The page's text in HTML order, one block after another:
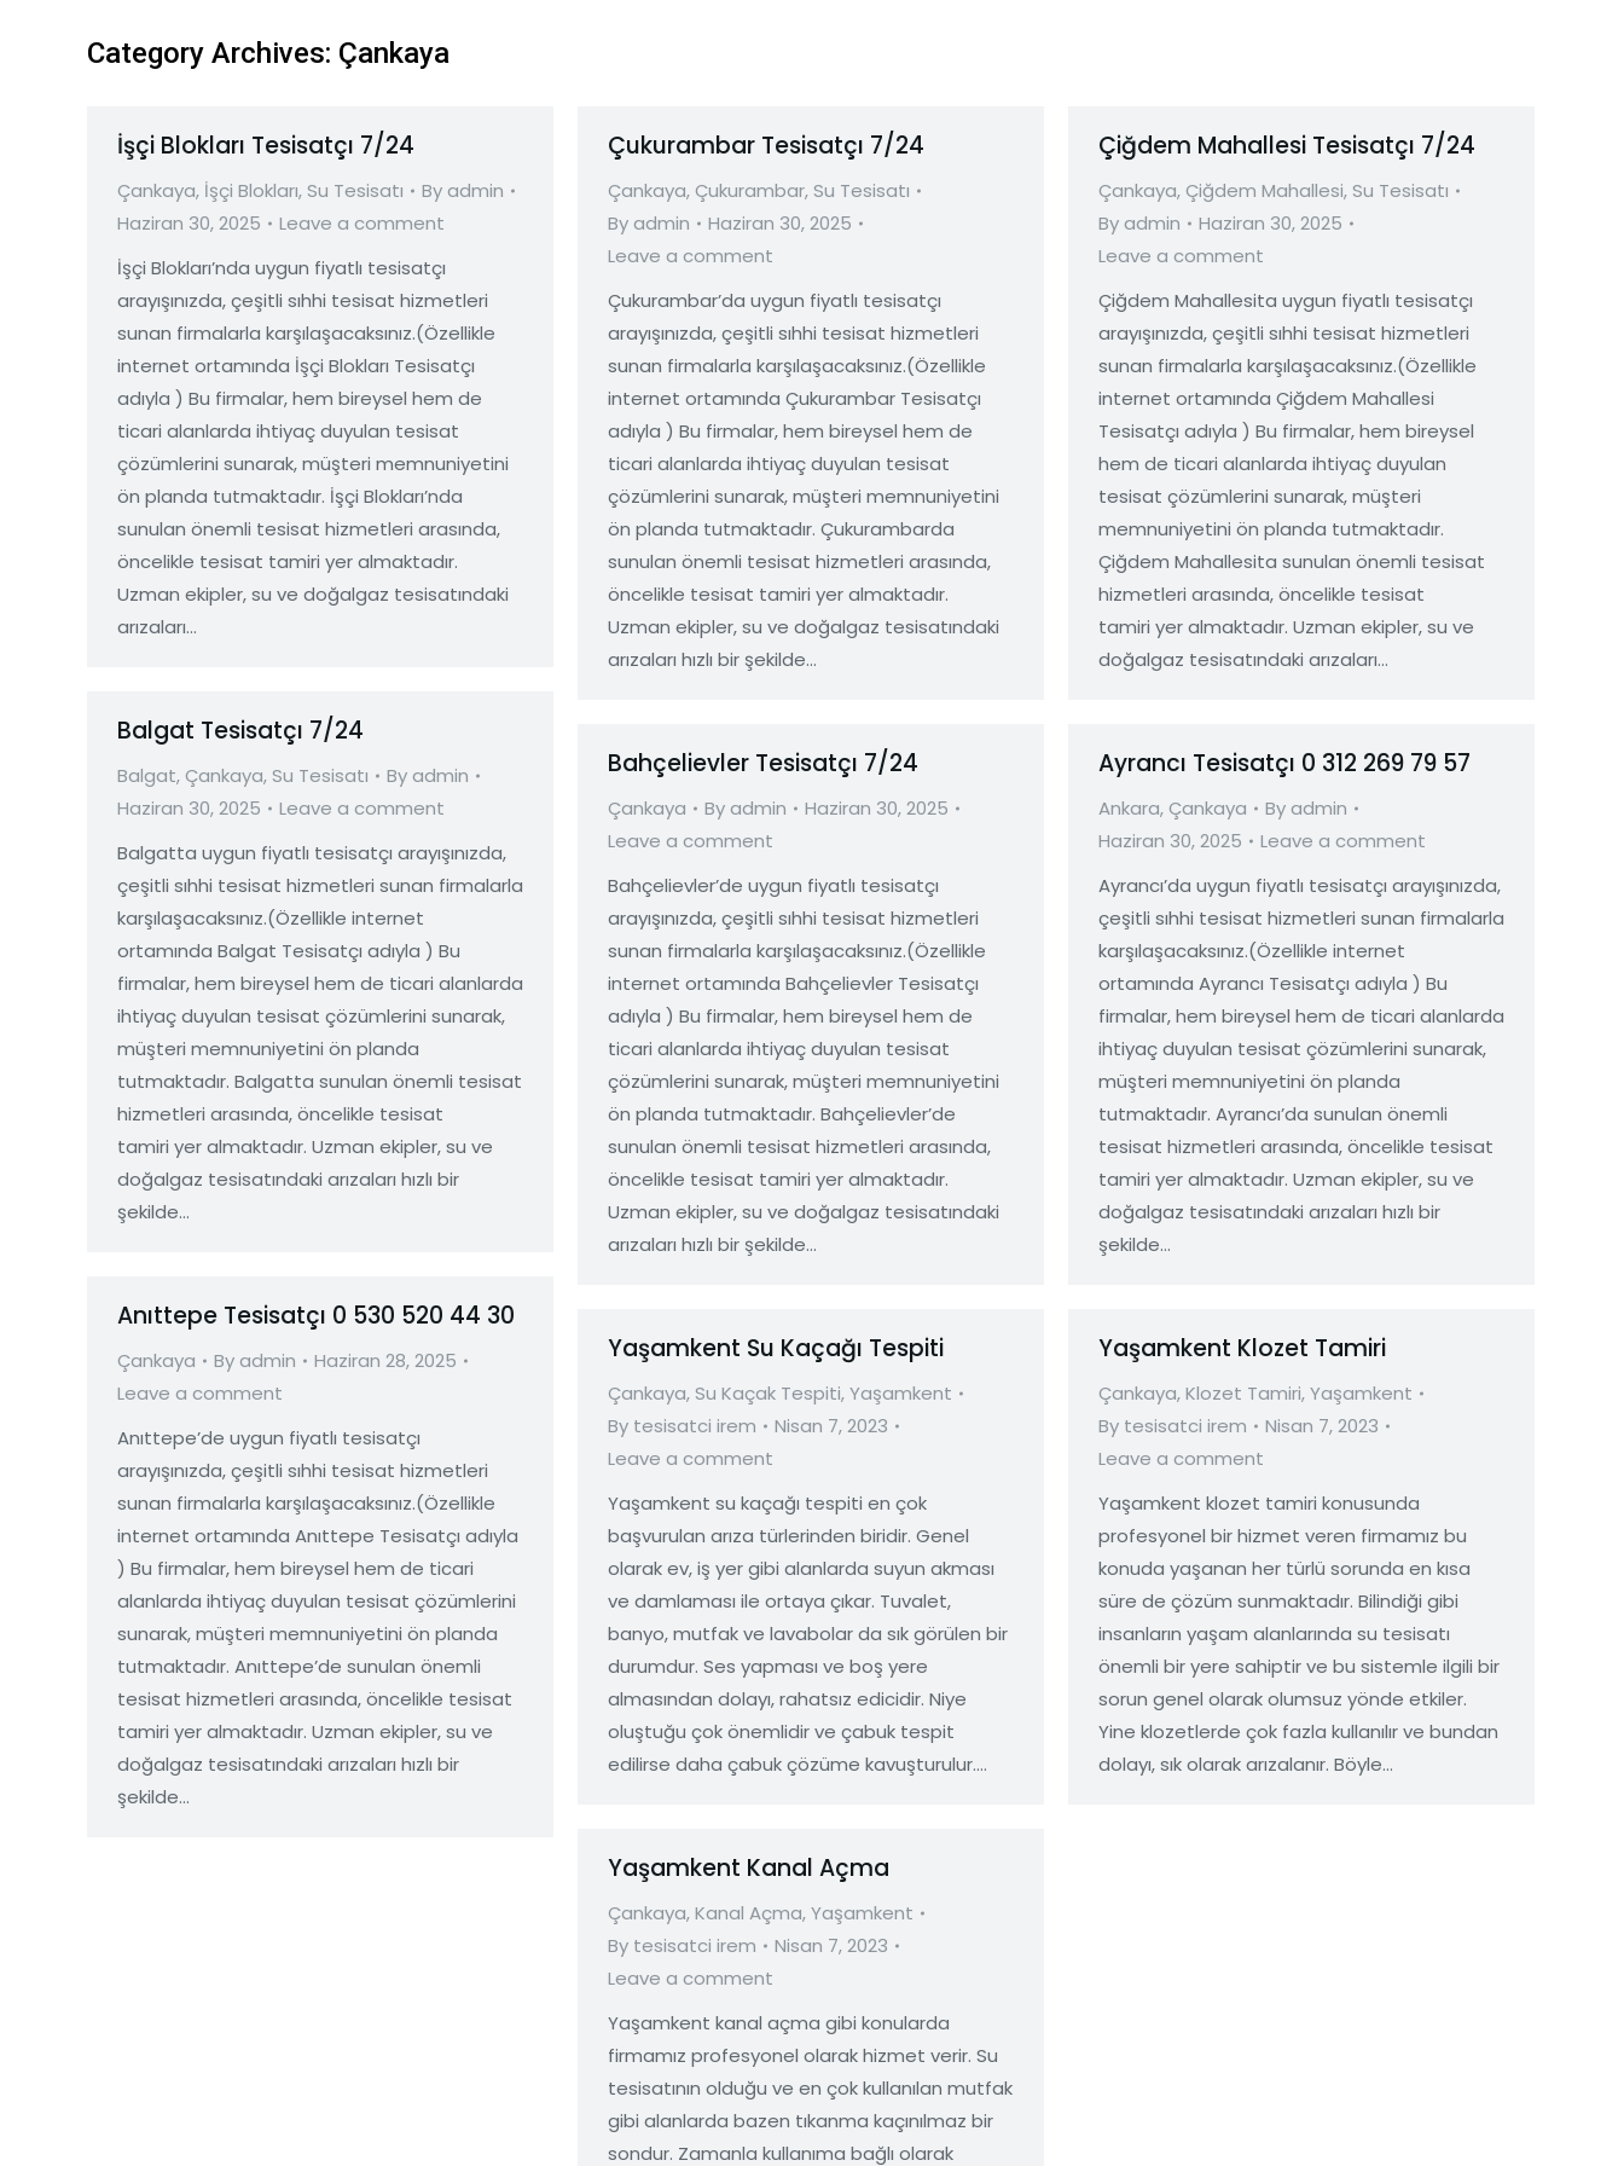
Category Archives: Çankaya
İşçi Blokları Tesisatçı 7/24
Çankaya, İşçi Blokları,Su Tesisatı By admin
Haziran 30, 2025
Leave a comment
İşçi Blokları’nda uygun fiyatlı tesisatçı
arayışınızda, çeşitli sıhhi tesisat hizmetleri
sunan firmalarla karşılaşacaksınız.(Özellikle
internet ortamında İşçi Blokları Tesisatçı
adıyla ) Bu firmalar, hem bireysel hem de
ticari alanlarda ihtiyaç duyulan tesisat
çözümlerini sunarak, müşteri memnuniyetini
ön planda tutmaktadır. İşçi Blokları’nda
sunulan önemli tesisat hizmetleri arasında,
öncelikle tesisat tamiri yer almaktadır.
Uzman ekipler, su ve doğalgaz tesisatındaki
arızaları…
Çukurambar Tesisatçı 7/24
Çankaya, Çukurambar,Su Tesisatı
By admin
Haziran 30, 2025
Leave a comment
Çukurambar’da uygun fiyatlı tesisatçı
arayışınızda, çeşitli sıhhi tesisat hizmetleri
sunan firmalarla karşılaşacaksınız.(Özellikle
internet ortamında Çukurambar Tesisatçı
adıyla ) Bu firmalar, hem bireysel hem de
ticari alanlarda ihtiyaç duyulan tesisat
çözümlerini sunarak, müşteri memnuniyetini
ön planda tutmaktadır. Çukurambarda
sunulan önemli tesisat hizmetleri arasında,
öncelikle tesisat tamiri yer almaktadır.
Uzman ekipler, su ve doğalgaz tesisatındaki
arızaları hızlı bir şekilde…
Çiğdem Mahallesi Tesisatçı 7/24
Çankaya, Çiğdem Mahallesi,Su Tesisatı
By admin
Haziran 30, 2025
Leave a comment
Çiğdem Mahallesita uygun fiyatlı tesisatçı
arayışınızda, çeşitli sıhhi tesisat hizmetleri
sunan firmalarla karşılaşacaksınız.(Özellikle
internet ortamında Çiğdem Mahallesi
Tesisatçı adıyla ) Bu firmalar, hem bireysel
hem de ticari alanlarda ihtiyaç duyulan
tesisat çözümlerini sunarak, müşteri
memnuniyetini ön planda tutmaktadır.
Çiğdem Mahallesita sunulan önemli tesisat
hizmetleri arasında, öncelikle tesisat
tamiri yer almaktadır. Uzman ekipler, su ve
doğalgaz tesisatındaki arızaları…
Balgat Tesisatçı 7/24
Balgat, Çankaya,Su Tesisatı By admin
Haziran 30, 2025
Leave a comment
Balgatta uygun fiyatlı tesisatçı arayışınızda,
çeşitli sıhhi tesisat hizmetleri sunan firmalarla
karşılaşacaksınız.(Özellikle internet
ortamında Balgat Tesisatçı adıyla ) Bu
firmalar, hem bireysel hem de ticari alanlarda
ihtiyaç duyulan tesisat çözümlerini sunarak,
müşteri memnuniyetini ön planda
tutmaktadır. Balgatta sunulan önemli tesisat
hizmetleri arasında, öncelikle tesisat
tamiri yer almaktadır. Uzman ekipler, su ve
doğalgaz tesisatındaki arızaları hızlı bir
şekilde…
Bahçelievler Tesisatçı 7/24
Çankaya By admin
Haziran 30, 2025
Leave a comment
Bahçelievler’de uygun fiyatlı tesisatçı
arayışınızda, çeşitli sıhhi tesisat hizmetleri
sunan firmalarla karşılaşacaksınız.(Özellikle
internet ortamında Bahçelievler Tesisatçı
adıyla ) Bu firmalar, hem bireysel hem de
ticari alanlarda ihtiyaç duyulan tesisat
çözümlerini sunarak, müşteri memnuniyetini
ön planda tutmaktadır. Bahçelievler’de
sunulan önemli tesisat hizmetleri arasında,
öncelikle tesisat tamiri yer almaktadır.
Uzman ekipler, su ve doğalgaz tesisatındaki
arızaları hızlı bir şekilde…
Ayrancı Tesisatçı 0 312 269 79 57
Ankara, Çankaya By admin
Haziran 30, 2025
Leave a comment
Ayrancı’da uygun fiyatlı tesisatçı arayışınızda,
çeşitli sıhhi tesisat hizmetleri sunan firmalarla
karşılaşacaksınız.(Özellikle internet
ortamında Ayrancı Tesisatçı adıyla ) Bu
firmalar, hem bireysel hem de ticari alanlarda
ihtiyaç duyulan tesisat çözümlerini sunarak,
müşteri memnuniyetini ön planda
tutmaktadır. Ayrancı’da sunulan önemli
tesisat hizmetleri arasında, öncelikle tesisat
tamiri yer almaktadır. Uzman ekipler, su ve
doğalgaz tesisatındaki arızaları hızlı bir
şekilde…
Anıttepe Tesisatçı 0 530 520 44 30
Çankaya By admin
Haziran 28, 2025
Leave a comment
Anıttepe’de uygun fiyatlı tesisatçı
arayışınızda, çeşitli sıhhi tesisat hizmetleri
sunan firmalarla karşılaşacaksınız.(Özellikle
internet ortamında Anıttepe Tesisatçı adıyla
) Bu firmalar, hem bireysel hem de ticari
alanlarda ihtiyaç duyulan tesisat çözümlerini
sunarak, müşteri memnuniyetini ön planda
tutmaktadır. Anıttepe’de sunulan önemli
tesisat hizmetleri arasında, öncelikle tesisat
tamiri yer almaktadır. Uzman ekipler, su ve
doğalgaz tesisatındaki arızaları hızlı bir
şekilde…
Yaşamkent Su Kaçağı Tespiti
Çankaya,Su Kaçak Tespiti,Yaşamkent
By tesisatci irem
Nisan 7, 2023
Leave a comment
Yaşamkent su kaçağı tespiti en çok
başvurulan arıza türlerinden biridir. Genel
olarak ev, iş yer gibi alanlarda suyun akması
ve damlaması ile ortaya çıkar. Tuvalet,
banyo, mutfak ve lavabolar da sık görülen bir
durumdur. Ses yapması ve boş yere
almasından dolayı, rahatsız edicidir. Niye
oluştuğu çok önemlidir ve çabuk tespit
edilirse daha çabuk çözüme kavuşturulur.…
Yaşamkent Klozet Tamiri
Çankaya,Klozet Tamiri,Yaşamkent
By tesisatci irem
Nisan 7, 2023
Leave a comment
Yaşamkent klozet tamiri konusunda
profesyonel bir hizmet veren firmamız bu
konuda yaşanan her türlü sorunda en kısa
süre de çözüm sunmaktadır. Bilindiği gibi
insanların yaşam alanlarında su tesisatı
önemli bir yere sahiptir ve bu sistemle ilgili bir
sorun genel olarak olumsuz yönde etkiler.
Yine klozetlerde çok fazla kullanılır ve bundan
dolayı, sık olarak arızalanır. Böyle…
Yaşamkent Kanal Açma
Çankaya,Kanal Açma,Yaşamkent
By tesisatci irem
Nisan 7, 2023
Leave a comment
Yaşamkent kanal açma gibi konularda
firmamız profesyonel olarak hizmet verir. Su
tesisatının olduğu ve en çok kullanılan mutfak
gibi alanlarda bazen tıkanma kaçınılmaz bir
sondur. Zamanla kullanıma bağlı olarak